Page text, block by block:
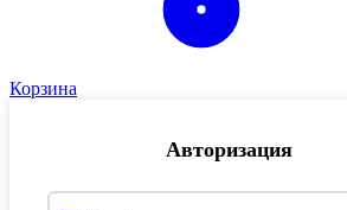
Корзина
Авторизация